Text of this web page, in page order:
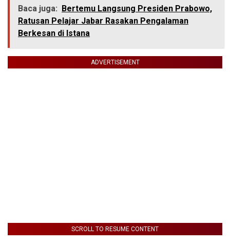
Baca juga:
Bertemu Langsung Presiden Prabowo,
Ratusan Pelajar Jabar Rasakan Pengalaman
Berkesan di Istana
ADVERTISEMENT
SCROLL TO RESUME CONTENT